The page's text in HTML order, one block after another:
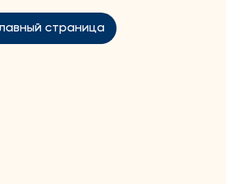
страница